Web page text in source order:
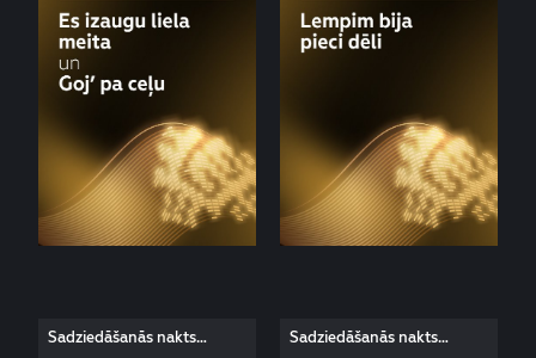
Sadziedāšanās nakts
Sadziedāšanās nakts